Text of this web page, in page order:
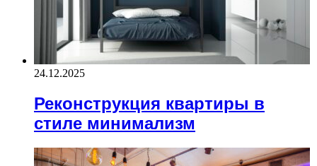
24.12.2025
Реконструкция квартиры в
стиле минимализм